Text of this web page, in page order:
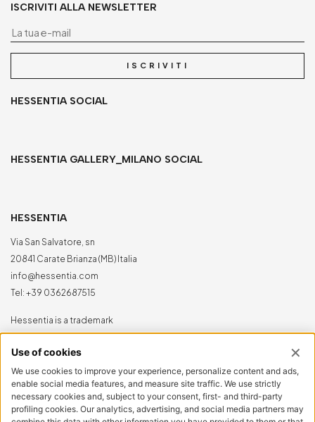
ISCRIVITI ALLA NEWSLETTER
ISCRIVITI
HESSENTIA SOCIAL
HESSENTIA GALLERY_MILANO SOCIAL
HESSENTIA
Via San Salvatore, sn
20841 Carate Brianza (MB) Italia
info@hessentia.com
Tel: +39 0362687515
Hessentia is a trademark
of Cornelio Cappellini Srl
AREA CLIENTI